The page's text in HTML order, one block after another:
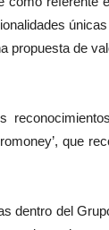
de
que
dentro del